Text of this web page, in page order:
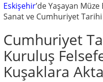
Eskişehir’de Yaşayan
Sanat ve Cumhuriyet
Cumhuriyet
Kuruluş
Kuşaklara